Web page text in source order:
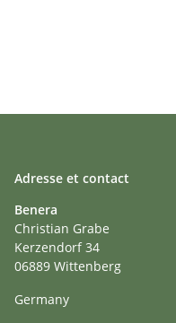
Adresse et contact
Benera
Christian Grabe
Kerzendorf 34
06889 Wittenberg
Germany